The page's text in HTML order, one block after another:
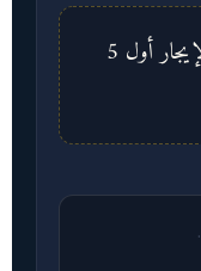
المالك بيلزم المستأجر إنه يدفع الإيجار أول 5